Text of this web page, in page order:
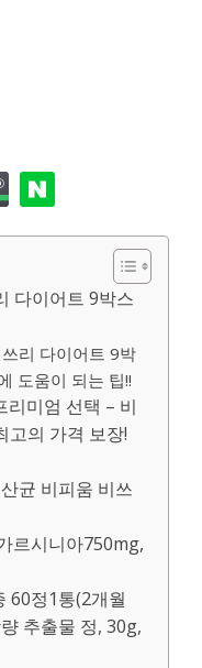
다이어트 9박스
리 다이어트 9박
도움이 되는 팁!!
리미엄 선택 – 비
고의 가격 보장!
균 비피움 비쓰
르시니아750mg,
60정1통(2개월
추출물 정, 30g,